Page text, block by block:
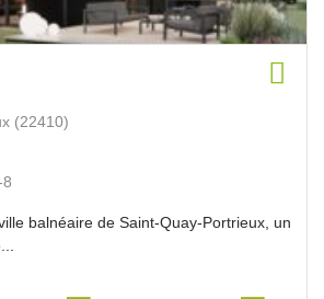
(22410)
balnéaire de Saint-Quay-Portrieux, un